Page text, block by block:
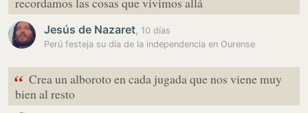
Jesús de Nazaret, 10 días
Perú festeja su día de la independencia en Ourense
“ Crea un alboroto en cada jugada que nos viene muy
bien al resto